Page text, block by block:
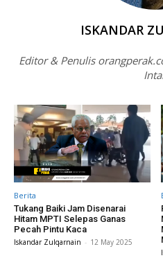
ISKANDAR
Editor & Penulis
Berita
Tukang Baiki Jam Disenarai
Hitam MPTI Selepas Ganas
Pecah Pintu Kaca
Iskandar Zulqarnain - 12 May 2025